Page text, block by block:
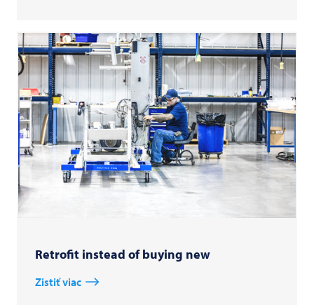
Retrofit instead of buying new
Zistiť viac